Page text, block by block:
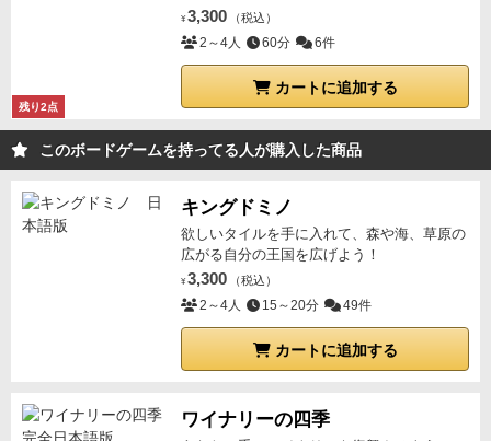
残り2点
¥ 3,300 （税込）
2～4人 60分 6件
カートに追加する
このボードゲームを持ってる人が購入した商品
キングドミノ
欲しいタイルを手に入れて、森や海、草原の
広がる自分の王国を広げよう！
¥ 3,300 （税込）
2～4人 15～20分 49件
カートに追加する
ワイナリーの四季